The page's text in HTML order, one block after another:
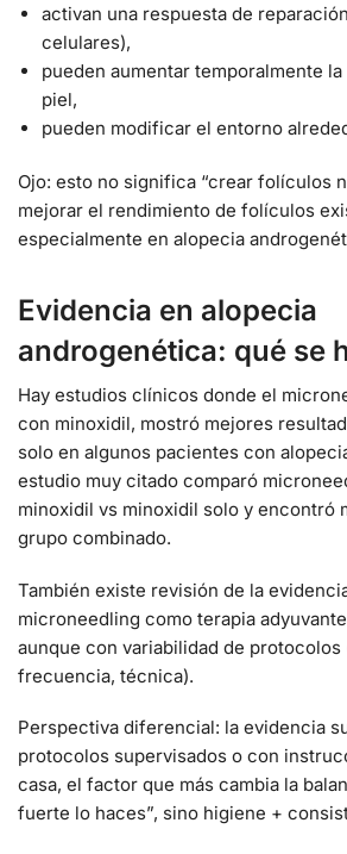
activan una respuesta de
celulares),
pueden aumentar temporalmente
piel,
pueden modificar el entorno
Ojo: esto no significa “crear folículos
mejorar el rendimiento de folículos
especialmente en alopecia
Evidencia en alopecia
androgenética: qué se
Hay estudios clínicos donde el
con minoxidil, mostró mejores
solo en algunos pacientes con
estudio muy citado comparó
minoxidil vs minoxidil solo y encontró
grupo combinado.
También existe revisión de la
microneedling como terapia
aunque con variabilidad de protocolos
frecuencia, técnica).
Perspectiva diferencial: la evidencia
protocolos supervisados o con
casa, el factor que más cambia la
fuerte lo haces”, sino higiene +